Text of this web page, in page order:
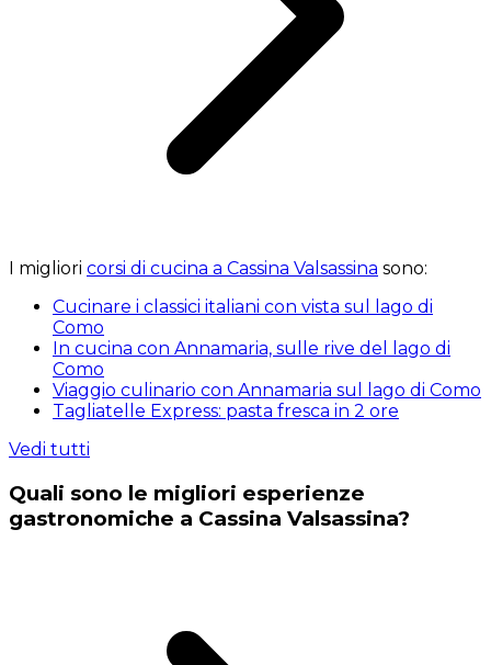
I migliori corsi di cucina a Cassina Valsassina sono:
Cucinare i classici italiani con vista sul lago di
Como
In cucina con Annamaria, sulle rive del lago di
Como
Viaggio culinario con Annamaria sul lago di Como
Tagliatelle Express: pasta fresca in 2 ore
Vedi tutti
Quali sono le migliori esperienze
gastronomiche a Cassina Valsassina?